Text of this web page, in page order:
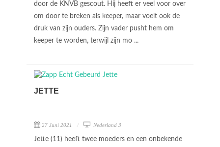
door de KNVB gescout. Hij heeft er veel voor over
om door te breken als keeper, maar voelt ook de
druk van zijn ouders. Zijn vader pusht hem om
keeper te worden, terwijl zijn mo ...
JETTE
27 Juni 2021 Nederland 3
Jette (11) heeft twee moeders en een onbekende